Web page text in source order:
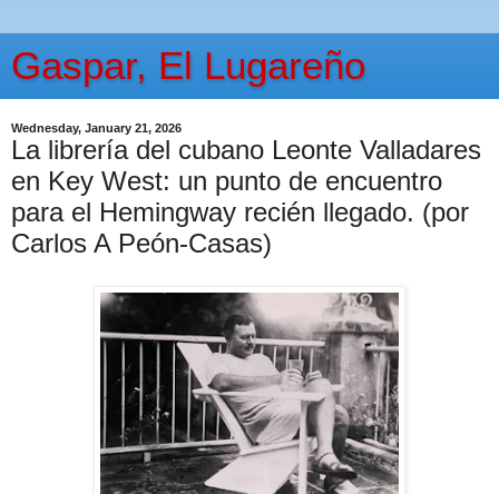
Gaspar, El Lugareño
Wednesday, January 21, 2026
La librería del cubano Leonte Valladares
en Key West: un punto de encuentro
para el Hemingway recién llegado. (por
Carlos A Peón-Casas)